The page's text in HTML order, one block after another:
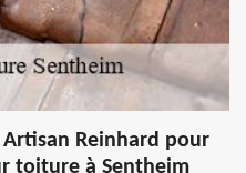
Artisan Reinhard pour
toiture à Sentheim